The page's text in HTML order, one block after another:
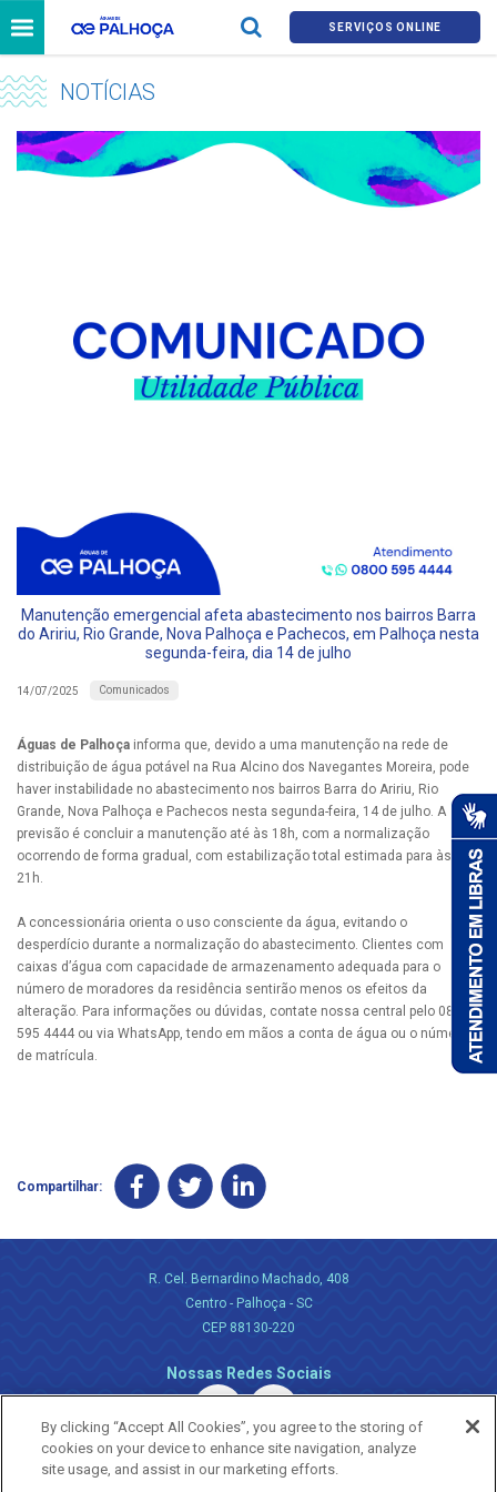
SERVIÇOS ONLINE
NOTÍCIAS
Manutenção emergencial afeta abastecimento nos bairros Barra
do Aririu, Rio Grande, Nova Palhoça e Pachecos, em Palhoça nesta
segunda-feira, dia 14 de julho
14/07/2025 Comunicados
Águas de Palhoça informa que, devido a uma manutenção na rede de
distribuição de água potável na Rua Alcino dos Navegantes Moreira, pode
haver instabilidade no abastecimento nos bairros Barra do Aririu, Rio
Grande, Nova Palhoça e Pachecos nesta segunda-feira, 14 de julho. A
previsão é concluir a manutenção até às 18h, com a normalização
ocorrendo de forma gradual, com estabilização total estimada para às
21h.
A concessionária orienta o uso consciente da água, evitando o
desperdício durante a normalização do abastecimento. Clientes com
caixas d’água com capacidade de armazenamento adequada para o
número de moradores da residência sentirão menos os efeitos da
alteração. Para informações ou dúvidas, contate nossa central pelo 0800
595 4444 ou via WhatsApp, tendo em mãos a conta de água ou o número
de matrícula.
Compartilhar:
R. Cel. Bernardino Machado, 408
Centro - Palhoça - SC
CEP 88130-220
Nossas Redes Sociais
By clicking “Accept All Cookies”, you agree to the storing of
cookies on your device to enhance site navigation, analyze
site usage, and assist in our marketing efforts.